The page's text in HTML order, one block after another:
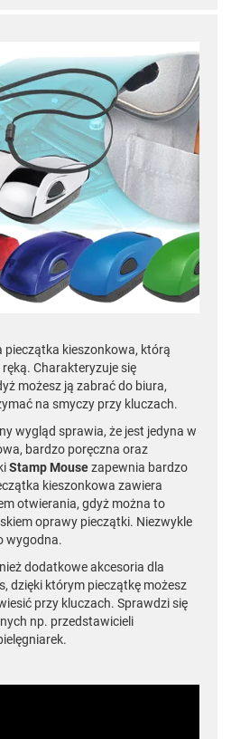
pieczątka kieszonkowa, którą
Charakteryzuje się
możesz ją zabrać do biura,
na smyczy przy kluczach.
wygląd sprawia, że jest jedyna w
bardzo poręczna oraz
Stamp Mousezapewnia bardzo
kieszonkowa zawiera
otwierania, gdyż można to
oprawy pieczątki. Niezwykle
wygodna.
dodatkowe akcesoria dla
dzięki którym pieczątkę możesz
przy kluczach. Sprawdzi się
np. przedstawicieli